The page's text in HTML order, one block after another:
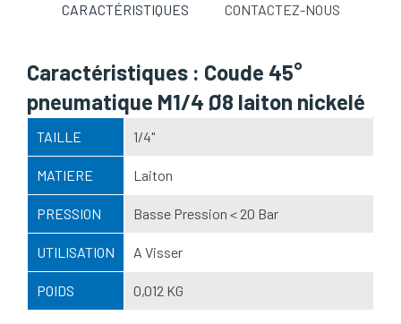
CARACTÉRISTIQUES CONTACTEZ-NOUS
Caractéristiques : Coude 45°
pneumatique M1/4 Ø8 laiton nickelé
TAILLE 1/4"
MATIERE Laiton
PRESSION Basse Pression < 20 Bar
UTILISATION A Visser
POIDS 0,012 KG